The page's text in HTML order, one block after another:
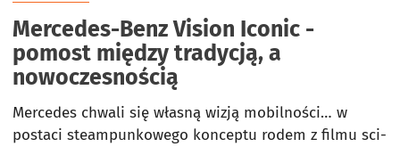
Mercedes-Benz Vision Iconic -
pomost między tradycją, a
nowoczesnością
Mercedes chwali się własną wizją mobilności… w
postaci steampunkowego konceptu rodem z filmu sci-